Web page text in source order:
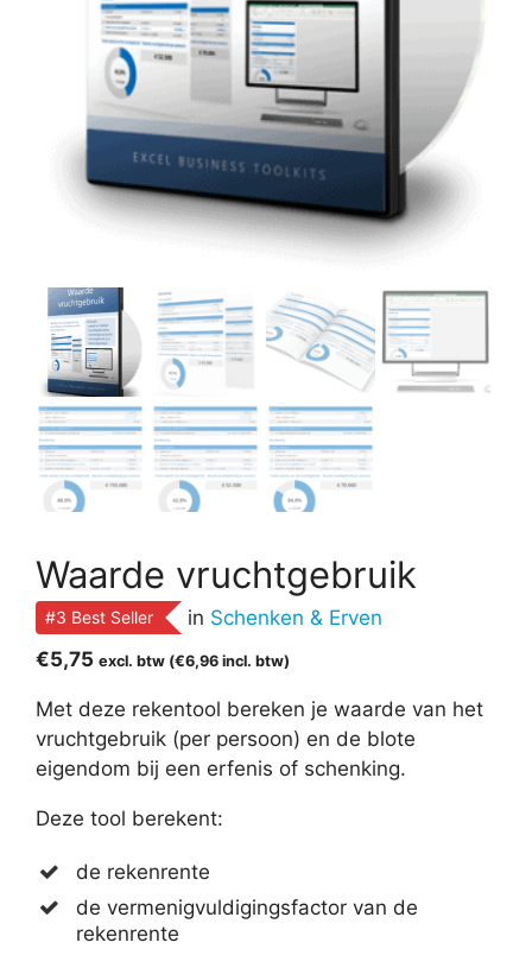
Waarde vruchtgebruik
#3 Best Seller in Schenken & Erven
€5,75 excl. btw (€6,96 incl. btw)
Met deze rekentool bereken je waarde van het
vruchtgebruik (per persoon) en de blote
eigendom bij een erfenis of schenking.
Deze tool berekent:
de rekenrente
de vermenigvuldigingsfactor van de
rekenrente